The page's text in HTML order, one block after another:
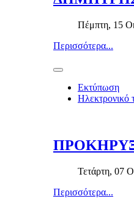
Πέμπτη, 15
Περισσότερα...
Εκτύπωση
Ηλεκτρονικό
Τετάρτη, 07
Περισσότερα...